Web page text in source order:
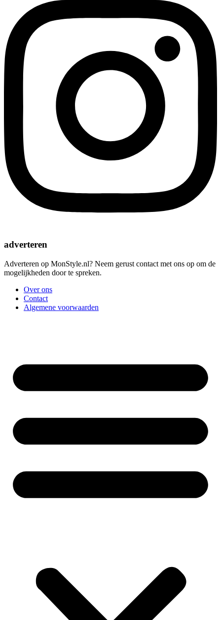
adverteren
Adverteren op MonStyle.nl? Neem gerust contact met ons op om de
mogelijkheden door te spreken.
Over ons
Contact
Algemene voorwaarden